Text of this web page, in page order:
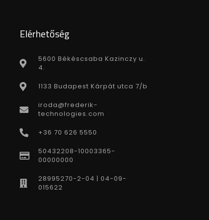
Elérhetőség
5600 Békéscsaba Kazinczy u.
4.
1133 Budapest Kárpát utca 7/b
iroda@frederik-
technologies.com
+36 70 626 5550
50432208-10003365-
00000000
28995270-2-04 | 04-09-
015622